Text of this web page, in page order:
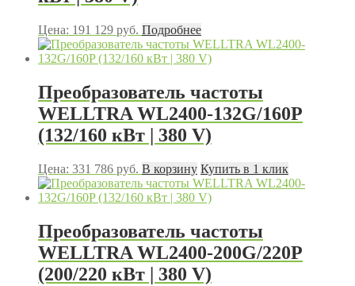
Цена: 191 129 руб. Подробнее
Преобразователь частоты
WELLTRA WL2400-132G/160P
(132/160 кВт | 380 V)
Цена: 331 786 руб. В корзину Купить в 1 клик
Преобразователь частоты
WELLTRA WL2400-200G/220P
(200/220 кВт | 380 V)